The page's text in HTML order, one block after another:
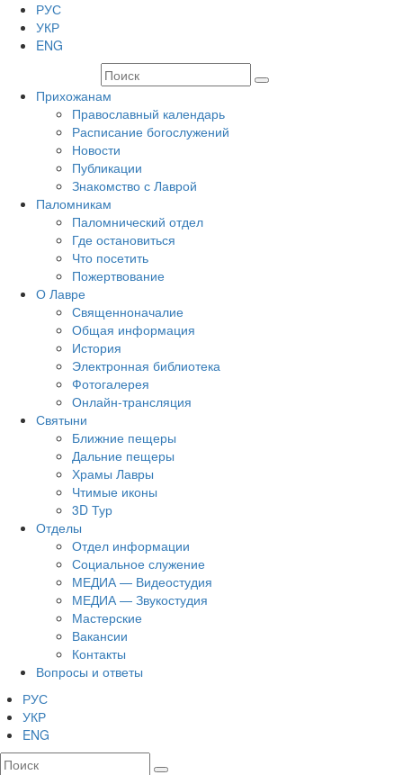
РУС
УКР
ENG
Прихожанам
Православный календарь
Расписание богослужений
Новости
Публикации
Знакомство с Лаврой
Паломникам
Паломнический отдел
Где остановиться
Что посетить
Пожертвование
О Лавре
Священноначалие
Общая информация
История
Электронная библиотека
Фотогалерея
Онлайн-трансляция
Святыни
Ближние пещеры
Дальние пещеры
Храмы Лавры
Чтимые иконы
3D Тур
Отделы
Отдел информации
Социальное служение
МЕДИА — Видеостудия
МЕДИА — Звукостудия
Мастерские
Вакансии
Контакты
Вопросы и ответы
РУС
УКР
ENG